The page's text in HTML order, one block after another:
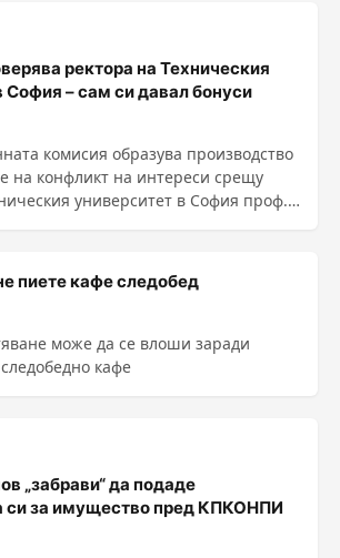
ректора на Техническия
София – сам си давал бонуси
комисия образува производство
на конфликт на интереси срещу
университет в София проф.
пиете кафе следобед
може да се влоши заради
кафе
„забрави“ да подаде
си за имущество пред КПКОНПИ